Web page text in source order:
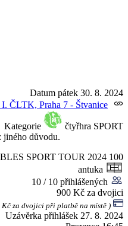
Datum pátek 30. 8. 2024
I. ČLTK, Praha 7 - Štvanice
Kategorie
čtyřhra SPORT
jiného důvodu.
SPORT TOUR 2024 100
antuka
10 / 10 přihlášených
900 Kč za dvojici
za dvojici při platbě na místě )
Uzávěrka přihlášek 27. 8. 2024